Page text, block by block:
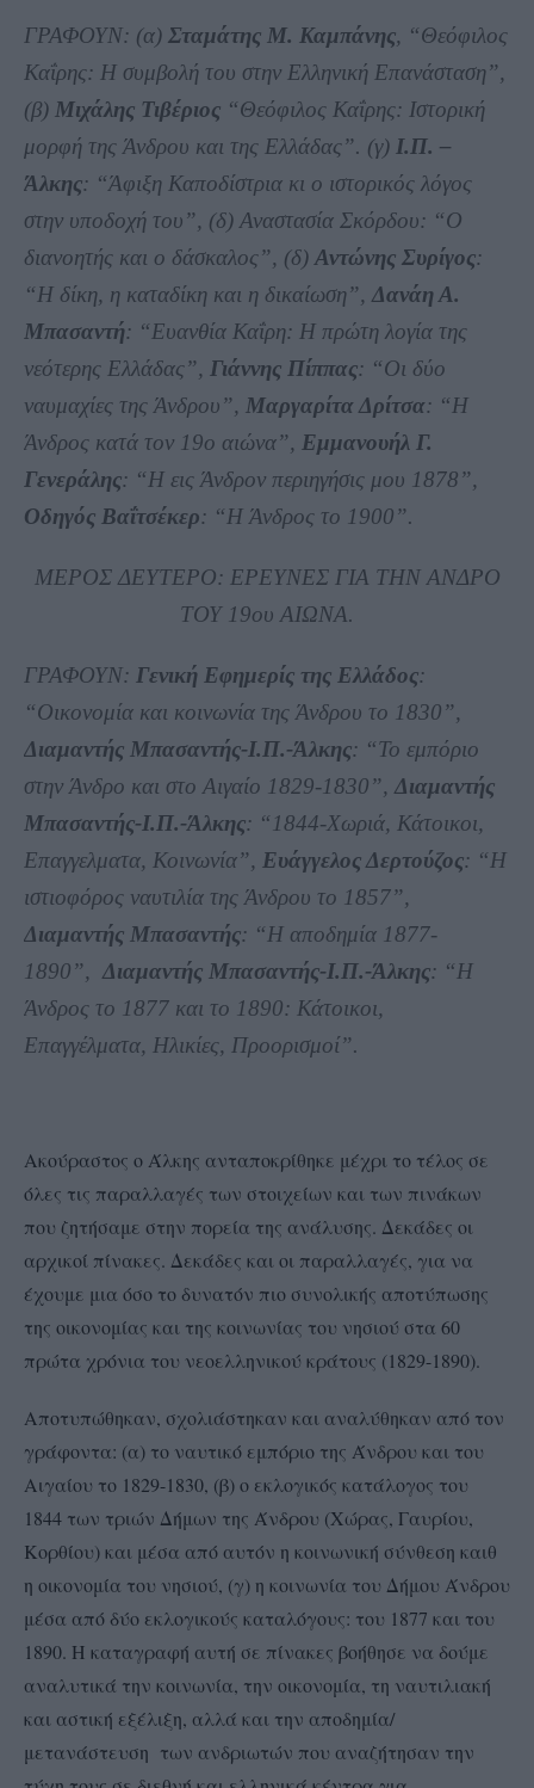
ΓΡΑΦΟΥΝ: (α) Σταμάτης Μ. Καμπάνης, “Θεόφιλος
Καΐρης: Η συμβολή του στην Ελληνική Επανάσταση”,
(β) Μιχάλης Τιβέριος “Θεόφιλος Καΐρης: Ιστορική
μορφή της Άνδρου και της Ελλάδας”. (γ) Ι.Π. –
Άλκης: “Άφιξη Καποδίστρια κι ο ιστορικός λόγος
στην υποδοχή του”, (δ) Αναστασία Σκόρδου: “Ο
διανοητής και ο δάσκαλος”, (δ)Αντώνης Συρίγος:
“Η δίκη, η καταδίκη και η δικαίωση”, Δανάη Α.
Μπασαντή: “Ευανθία Καΐρη: Η πρώτη λογία της
νεότερης Ελλάδας”, Γιάννης Πίππας: “Οι δύο
ναυμαχίες της Άνδρου”, Μαργαρίτα Δρίτσα: “Η
Άνδρος κατά τον 19ο αιώνα”, Εμμανουήλ Γ.
Γενεράλης: “Η εις Άνδρον περιηγήσις μου 1878”,
Οδηγός Βαΐτσέκερ: “Η Άνδρος το 1900”.
ΜΕΡΟΣ ΔΕΥΤΕΡΟ: ΕΡΕΥΝΕΣ ΓΙΑ ΤΗΝ ΑΝΔΡΟ
ΤΟΥ 19ου ΑΙΩΝΑ.
ΓΡΑΦΟΥΝ: Γενική Εφημερίς της Ελλάδος:
“Οικονομία και κοινωνία της Άνδρου το 1830”,
Διαμαντής Μπασαντής-Ι.Π.-Άλκης: “Το εμπόριο
στην Άνδρο και στο Αιγαίο 1829-1830”, Διαμαντής
Μπασαντής-Ι.Π.-Άλκης: “1844-Χωριά, Κάτοικοι,
Επαγγελματα, Κοινωνία”, Ευάγγελος Δερτούζος: “Η
ιστιοφόρος ναυτιλία της Άνδρου το 1857”,
Διαμαντής Μπασαντής: “Η αποδημία 1877-
1890”, Διαμαντής Μπασαντής-Ι.Π.-Άλκης: “Η
Άνδρος το 1877 και το 1890: Κάτοικοι,
Επαγγέλματα, Ηλικίες, Προορισμοί”.
Ακούραστος ο Άλκης ανταποκρίθηκε μέχρι το τέλος σε
όλες τις παραλλαγές των στοιχείων και των πινάκων
που ζητήσαμε στην πορεία της ανάλυσης. Δεκάδες οι
αρχικοί πίνακες. Δεκάδες και οι παραλλαγές, για να
έχουμε μια όσο το δυνατόν πιο συνολικής αποτύπωσης
της οικονομίας και της κοινωνίας του νησιού στα 60
πρώτα χρόνια του νεοελληνικού κράτους (1829-1890).
Αποτυπώθηκαν, σχολιάστηκαν και αναλύθηκαν από τον
γράφοντα: (α) το ναυτικό εμπόριο της Άνδρου και του
Αιγαίου το 1829-1830, (β) ο εκλογικός κατάλογος του
1844 των τριών Δήμων της Άνδρου (Χώρας, Γαυρίου,
Κορθίου) και μέσα από αυτόν η κοινωνική σύνθεση καιθ
η οικονομία του νησιού, (γ) η κοινωνία του Δήμου Άνδρου
μέσα από δύο εκλογικούς καταλόγους: του 1877 και του
1890. Η καταγραφή αυτή σε πίνακες βοήθησε να δούμε
αναλυτικά την κοινωνία, την οικονομία, τη ναυτιλιακή
και αστική εξέλιξη, αλλά και την αποδημία/
μετανάστευση των ανδριωτών που αναζήτησαν την